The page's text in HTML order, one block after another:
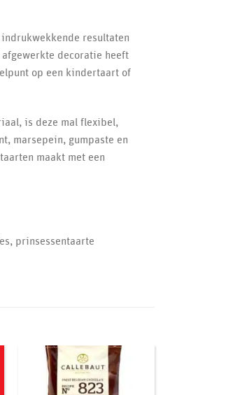
resultaten
decoratie heeft
op een kindertaart of
is deze mal flexibel,
marsepein, gumpaste en
maakt met een
prinsessentaarte